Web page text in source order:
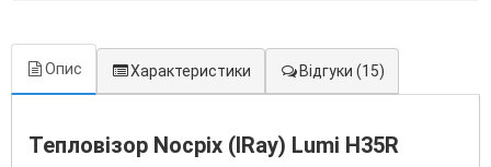
Опис Характеристики Відгуки (15)
Тепловізор Nocpix (IRay) Lumi H35R